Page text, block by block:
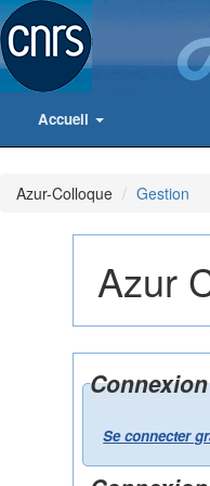
Azur-Colloque Gestion
Azur
Accueil
Se connecter